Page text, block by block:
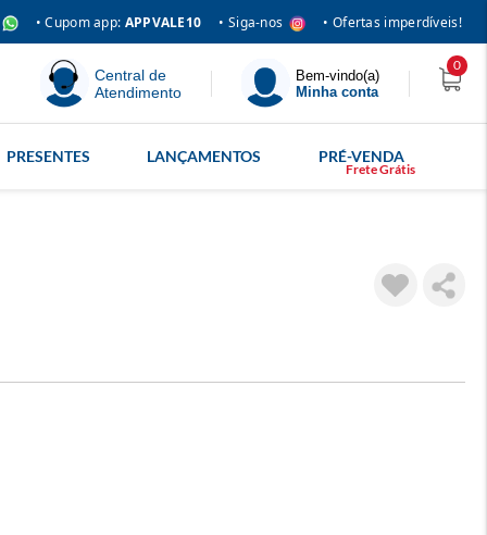
• Cupom app: APPVALE10 • Siga-nos • Ofertas imperdíveis!
Central de
Atendimento
Bem-vindo(a)
Minha conta
0
PRESENTES LANÇAMENTOS PRÉ-VENDA